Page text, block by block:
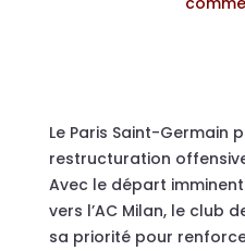
Le Paris Saint-Germain
restructuration
Avec le départ
vers l’AC Milan, le club
sa priorité pour